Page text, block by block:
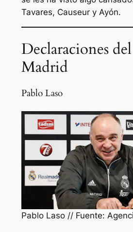
Tavares, Causeur y Ayón.
Declaraciones
Madrid
Pablo Laso
Pablo Laso // Fuente: